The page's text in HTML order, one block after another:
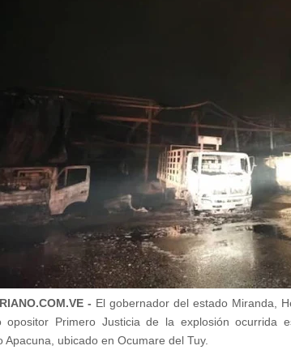
- El gobernador del estado Miranda,
opositor Primero Justicia de la explosión ocurrida
Apacuna, ubicado en Ocumare del Tuy.